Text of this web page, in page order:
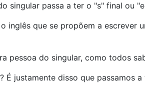
singular passa a ter o "s" final ou
que se propõem a escrever
pessoa do singular, como todos
justamente disso que passamos